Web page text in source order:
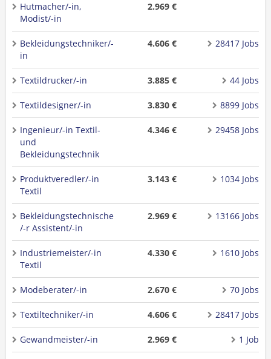
Hutmacher/-in,
Modist/-in
2.969 €
Bekleidungstechniker/-
in
4.606 € 28417 Jobs
Textildrucker/-in 3.885 € 44 Jobs
Textildesigner/-in 3.830 € 8899 Jobs
Ingenieur/-in Textil-
und
Bekleidungstechnik
4.346 € 29458 Jobs
Produktveredler/-in
Textil
3.143 € 1034 Jobs
Bekleidungstechnische
/-r Assistent/-in
2.969 € 13166 Jobs
Industriemeister/-in
Textil
4.330 € 1610 Jobs
Modeberater/-in 2.670 € 70 Jobs
Textiltechniker/-in 4.606 € 28417 Jobs
Gewandmeister/-in 2.969 € 1 Job